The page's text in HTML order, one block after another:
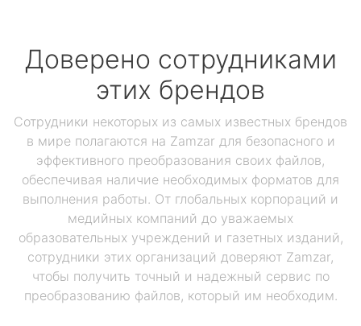
Доверено сотрудниками
этих брендов
Сотрудники некоторых из самых известных брендов
в мире полагаются на Zamzar для безопасного и
эффективного преобразования своих файлов,
обеспечивая наличие необходимых форматов для
выполнения работы. От глобальных корпораций и
медийных компаний до уважаемых
образовательных учреждений и газетных изданий,
сотрудники этих организаций доверяют Zamzar,
чтобы получить точный и надежный сервис по
преобразованию файлов, который им необходим.